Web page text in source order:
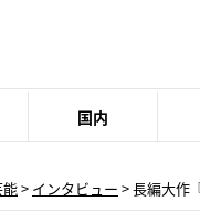
国内
> インタビュー > 長編大作